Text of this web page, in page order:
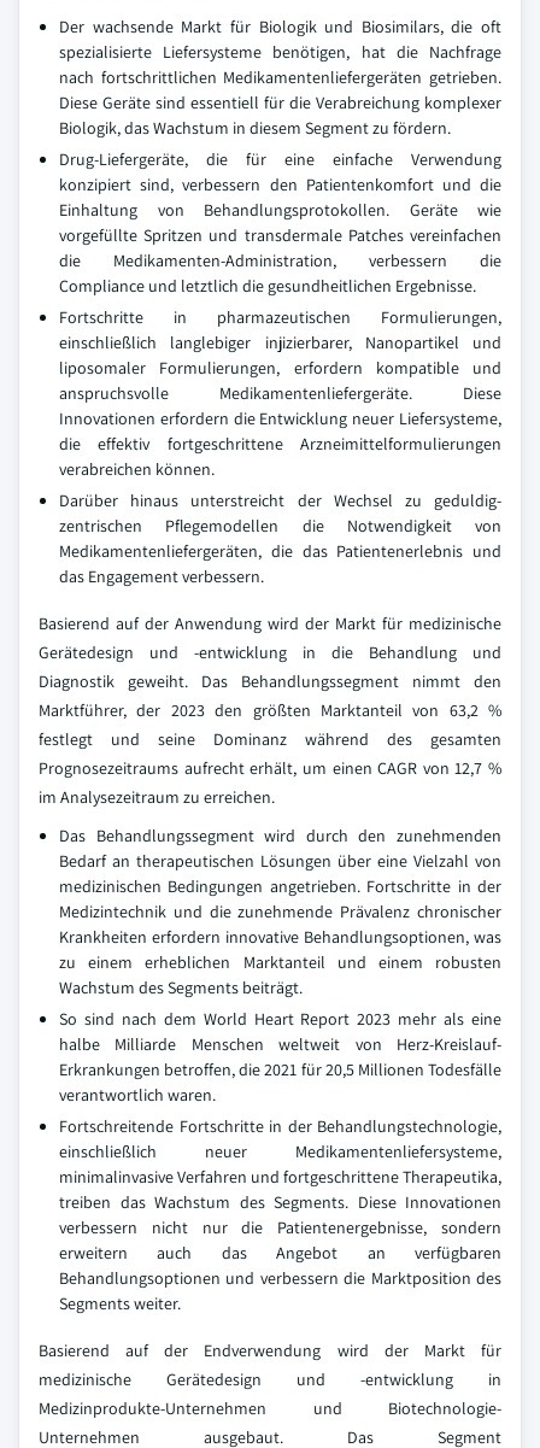
Der wachsende Markt für Biologik und Biosimilars, die oft
spezialisierte Liefersysteme benötigen, hat die Nachfrage
nach fortschrittlichen Medikamentenliefergeräten getrieben.
Diese Geräte sind essentiell für die Verabreichung komplexer
Biologik, das Wachstum in diesem Segment zu fördern.
Drug-Liefergeräte, die für eine einfache Verwendung
konzipiert sind, verbessern den Patientenkomfort und die
Einhaltung von Behandlungsprotokollen. Geräte wie
vorgefüllte Spritzen und transdermale Patches vereinfachen
die Medikamenten-Administration, verbessern die
Compliance und letztlich die gesundheitlichen Ergebnisse.
Fortschritte in pharmazeutischen Formulierungen,
einschließlich langlebiger injizierbarer, Nanopartikel und
liposomaler Formulierungen, erfordern kompatible und
anspruchsvolle Medikamentenliefergeräte. Diese
Innovationen erfordern die Entwicklung neuer Liefersysteme,
die effektiv fortgeschrittene Arzneimittelformulierungen
verabreichen können.
Darüber hinaus unterstreicht der Wechsel zu geduldig-
zentrischen Pflegemodellen die Notwendigkeit von
Medikamentenliefergeräten, die das Patientenerlebnis und
das Engagement verbessern.
Basierend auf der Anwendung wird der Markt für medizinische
Gerätedesign und -entwicklung in die Behandlung und
Diagnostik geweiht. Das Behandlungssegment nimmt den
Marktführer, der 2023 den größten Marktanteil von 63,2 %
festlegt und seine Dominanz während des gesamten
Prognosezeitraums aufrecht erhält, um einen CAGR von 12,7 %
im Analysezeitraum zu erreichen.
Das Behandlungssegment wird durch den zunehmenden
Bedarf an therapeutischen Lösungen über eine Vielzahl von
medizinischen Bedingungen angetrieben. Fortschritte in der
Medizintechnik und die zunehmende Prävalenz chronischer
Krankheiten erfordern innovative Behandlungsoptionen, was
zu einem erheblichen Marktanteil und einem robusten
Wachstum des Segments beiträgt.
So sind nach dem World Heart Report 2023 mehr als eine
halbe Milliarde Menschen weltweit von Herz-Kreislauf-
Erkrankungen betroffen, die 2021 für 20,5 Millionen Todesfälle
verantwortlich waren.
Fortschreitende Fortschritte in der Behandlungstechnologie,
einschließlich neuer Medikamentenliefersysteme,
minimalinvasive Verfahren und fortgeschrittene Therapeutika,
treiben das Wachstum des Segments. Diese Innovationen
verbessern nicht nur die Patientenergebnisse, sondern
erweitern auch das Angebot an verfügbaren
Behandlungsoptionen und verbessern die Marktposition des
Segments weiter.
Basierend auf der Endverwendung wird der Markt für
medizinische Gerätedesign und -entwicklung in
Medizinprodukte-Unternehmen und Biotechnologie-
Unternehmen ausgebaut. Das Segment